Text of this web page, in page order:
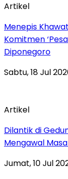
Artikel
Menepis
Komitmen
Diponegoro
Sabtu, 18 Jul
Artikel
Dilantik di
Mengawal
Jumat, 10 Jul